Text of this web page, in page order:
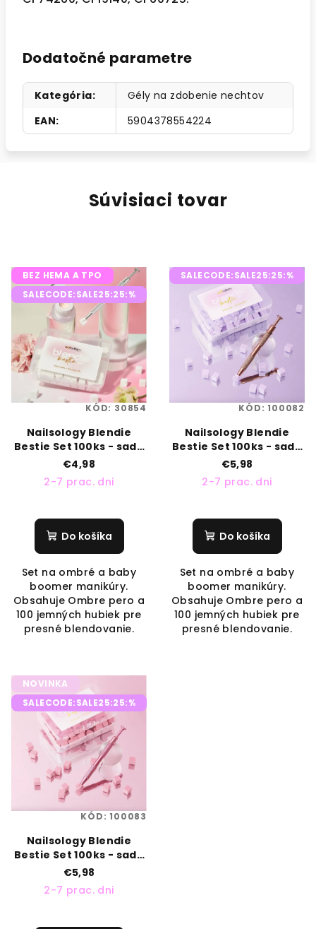
Dodatočné parametre
Kategória:
Gély na zdobenie nechtov
EAN: 5904378554224
Súvisiaci tovar
BEZ HEMA A TPO
SALECODE:SALE25:25:%
Nailsology Blendie
Bestie Set 100ks - sada
na ombré
€4,98
2-7 prac. dni
Do košíka
Set na ombré a baby
boomer manikúry.
Obsahuje Ombre pero a
100 jemných hubiek pre
presné blendovanie.
KÓD: 30854
SALECODE:SALE25:25:%
Nailsology Blendie
Bestie Set 100ks - sada
na ombré fialová
€5,98
2-7 prac. dni
Do košíka
Set na ombré a baby
boomer manikúry.
Obsahuje Ombre pero a
100 jemných hubiek pre
presné blendovanie.
KÓD:100082
NOVINKA
SALECODE:SALE25:25:%
Nailsology Blendie
Bestie Set 100ks - sada
na ombré ružová
€5,98
2-7 prac. dni
KÓD:100083